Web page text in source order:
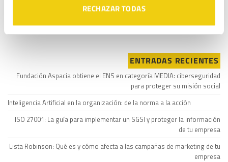
RECHAZAR TODAS
ENTRADAS RECIENTES
Fundación Aspacia obtiene el ENS en categoría MEDIA: ciberseguridad
para proteger su misión social
Inteligencia Artificial en la organización: de la norma a la acción
ISO 27001: La guía para implementar un SGSI y proteger la información
de tu empresa
Lista Robinson: Qué es y cómo afecta a las campañas de marketing de tu
empresa